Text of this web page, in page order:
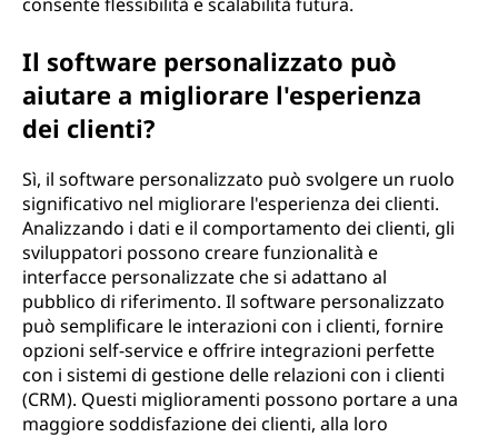
Il software personalizzato può
aiutare a migliorare l'esperienza
dei clienti?
Sì, il software personalizzato può svolgere un ruolo
significativo nel migliorare l'esperienza dei clienti.
Analizzando i dati e il comportamento dei clienti, gli
sviluppatori possono creare funzionalità e
interfacce personalizzate che si adattano al
pubblico di riferimento. Il software personalizzato
può semplificare le interazioni con i clienti, fornire
opzioni self-service e offrire integrazioni perfette
con i sistemi di gestione delle relazioni con i clienti
(CRM). Questi miglioramenti possono portare a una
maggiore soddisfazione dei clienti, alla loro